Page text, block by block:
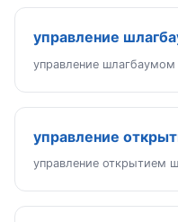
управление
управление шлагбаумом
управление
управление открытием